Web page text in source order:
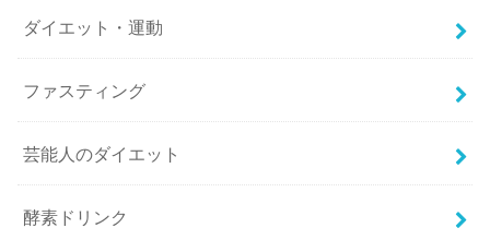
ダイエット・運動
ファスティング
芸能人のダイエット
酵素ドリンク